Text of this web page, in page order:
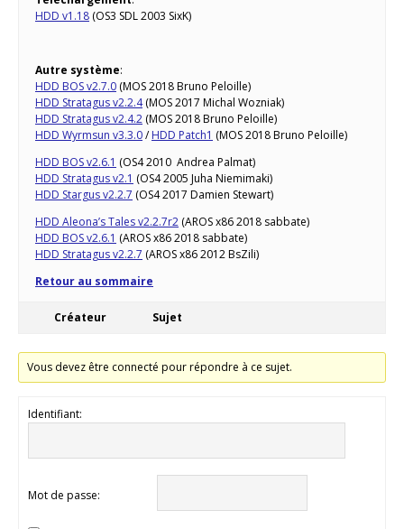
HDD v1.18 (OS3 SDL 2003 SixK)
Autre système:
HDD BOS v2.7.0 (MOS 2018 Bruno Peloille)
HDD Stratagus v2.2.4(MOS 2017 Michal Wozniak)
HDD Stratagus v2.4.2 (MOS 2018 Bruno Peloille)
HDD Wyrmsun v3.3.0/HDD Patch1 (MOS 2018 Bruno Peloille)
HDD BOS v2.6.1 (OS4 2010 Andrea Palmat)
HDD Stratagus v2.1 (OS4 2005 Juha Niemimaki)
HDD Stargus v2.2.7 (OS4 2017 Damien Stewart)
HDD Aleona’s Tales v2.2.7r2 (AROS x86 2018 sabbate)
HDD BOS v2.6.1 (AROS x86 2018 sabbate)
HDD Stratagus v2.2.7 (AROS x86 2012 BsZili)
Retour au sommaire
Créateur Sujet
Vous devez être connecté pour répondre à ce sujet.
Identifiant:
Mot de passe: